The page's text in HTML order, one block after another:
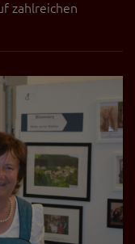
zahlreichen